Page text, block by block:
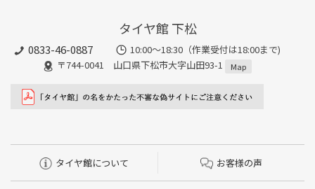
タイヤ館 下松
0833-46-0887
10:00～18:30（作業受付は18:00まで)
〒744-0041 山口県下松市大字山田93-1
Map
タイヤ館について お客様の声